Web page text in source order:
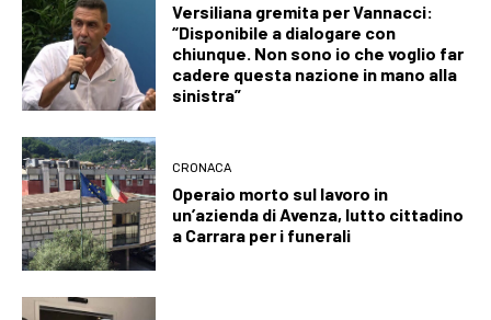
Versiliana gremita per Vannacci:
“Disponibile a dialogare con
chiunque. Non sono io che voglio far
cadere questa nazione in mano alla
sinistra”
CRONACA
Operaio morto sul lavoro in
un’azienda di Avenza, lutto cittadino
a Carrara per i funerali